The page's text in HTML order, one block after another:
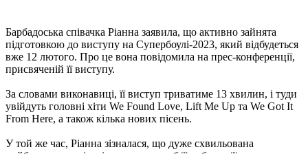
Барбадоська співачка Ріанна заявила, що активно зайнята
підготовкою до виступу на Супербоулі-2023, який відбудеться
вже 12 лютого. Про це вона повідомила на прес-конференції,
присвяченій її виступу.
За словами виконавиці, її виступ триватиме 13 хвилин, і туди
увійдуть головні хіти We Found Love, Lift Me Up та We Got It
From Here, а також кілька нових пісень.
У той же час, Ріанна зізналася, що дуже схвильована